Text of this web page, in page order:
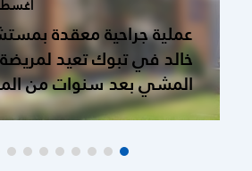
عملية جراحية معقدة
خالد في تبوك تعيد
المشي بعد سنوات من
أغسطس